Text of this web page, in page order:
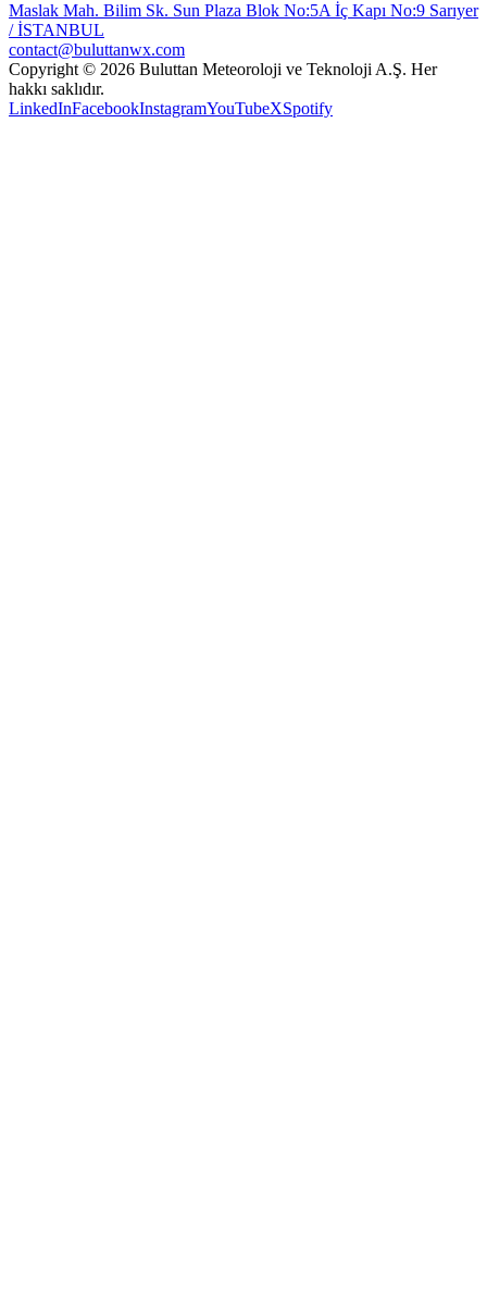
Maslak Mah. Bilim Sk. Sun Plaza Blok No:5A İç Kapı No:9 Sarıyer
/ İSTANBUL
contact@buluttanwx.com
Copyright © 2026 Buluttan Meteoroloji ve Teknoloji A.Ş. Her
hakkı saklıdır.
LinkedInFacebookInstagramYouTubeXSpotify